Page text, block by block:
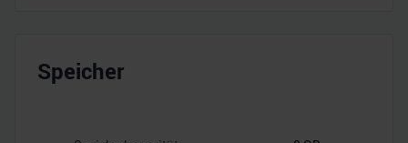
Speicher